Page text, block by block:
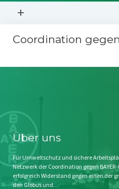
Menü
+
Mitmachen
Kontakt
Impressum
Störfälle
Coordination
Stichwort BAYER
Jahrestagung
SPENDEN
Über uns
Für Umweltschutz und sichere
Netzwerk der Coordination gegen
erfolgreich Widerstand gegen einen der
den Globus und…